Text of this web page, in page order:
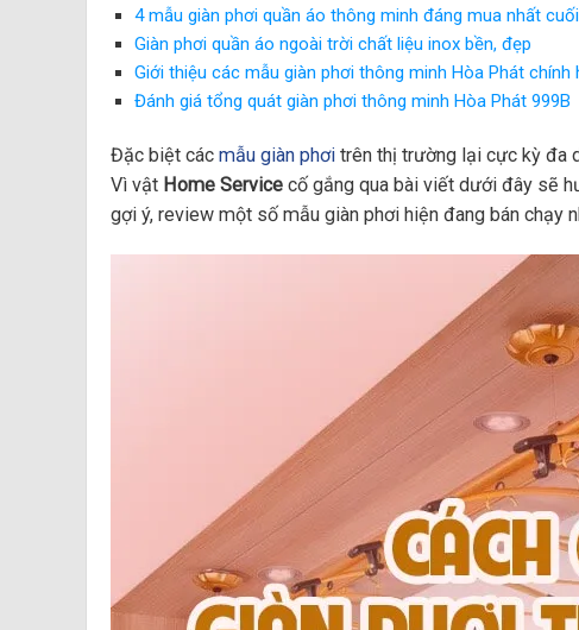
4 mẫu giàn phơi quần áo thông minh đáng mua nhất
Giàn phơi quần áo ngoài trời chất liệu inox bền, đẹp
Giới thiệu các mẫu giàn phơi thông minh Hòa Phát chính
Đánh giá tổng quát giàn phơi thông minh Hòa Phát 999B
Đặc biệt các mẫu giàn phơi trên thị trường lại cực kỳ đa
Vì vật Home Service cố gắng qua bài viết dưới đây sẽ
gợi ý, review một số mẫu giàn phơi hiện đang bán chạy